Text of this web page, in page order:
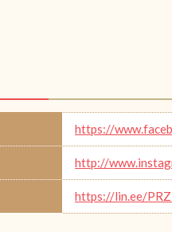
https://
http://
https://lin.ee/